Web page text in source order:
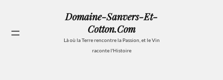
contenu
Domaine-Sanvers-Et-
Cotton.com
Là où la Terre rencontre la Passion, et le Vin
raconte l'Histoire